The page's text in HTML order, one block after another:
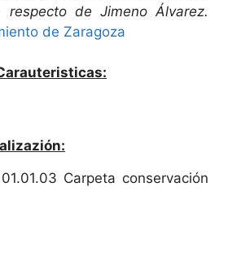
de Jimeno Álvarez.
de Zaragoza
Carpeta conservación